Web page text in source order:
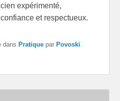
expérimenté,
et respectueux.
dansPratique parPovoski